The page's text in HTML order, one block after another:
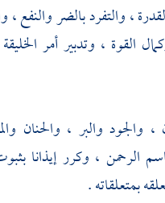
، والتفرد بالضر والنفع ،
القوة ، وتدبير أمر
والبر ، والحنان
الرحمن ، وكرر إيذانا
بمتعلقاته .